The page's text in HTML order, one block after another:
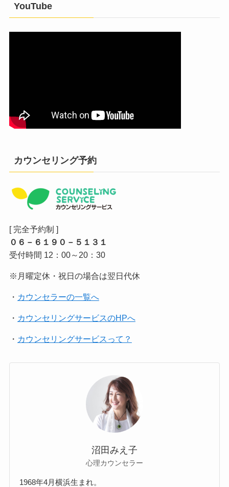
YouTube
カウンセリング予約
[ 完全予約制 ]
０６－６１９０－５１３１
受付時間 12：00～20：30
※月曜定休・祝日の場合は翌日代休
・ カウンセラーの一覧へ
・ カウンセリングサービスのHPへ
・ カウンセリングサービスって？
沼田みえ子
心理カウンセラー
1968年4月横浜生まれ。